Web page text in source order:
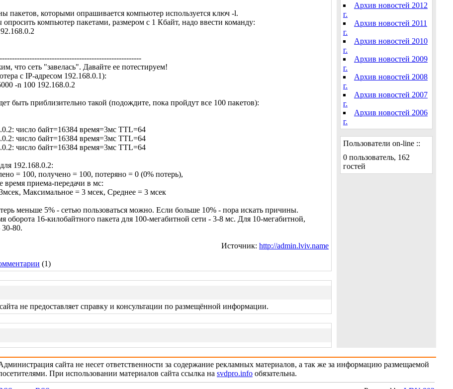
пакетов, которыми опрашивается компьютер используется ключ -l.
компьютер пакетами, размером с 1 Кбайт, надо ввести команду:
что сеть "завелась". Давайте ее потестируем!
с IP-адресом 192.168.0.1):
-n 100 192.168.0.2
быть приблизительно такой (подождите, пока пройдут все 100 пакетов):
число байт=16384 время=3мс TTL=64
число байт=16384 время=3мс TTL=64
число байт=16384 время=3мс TTL=64
192.168.0.2:
= 100, получено = 100, потеряно = 0 (0% потерь),
время приема-передачи в мс:
Максимальное = 3 мсек, Среднее = 3 мсек
меньше 5% - сетью пользоваться можно. Если больше 10% - пора искать причины.
оборота 16-килобайтного пакета для 100-мегабитной сети - 3-8 мс. Для 10-мегабитной,
30-80.
Источник: http://admin.lviv.name
(1)
не предоставляет справку и консультации по размещённой информации.
Архив новостей 2012
г.
Архив новостей 2011
г.
Архив новостей 2010
г.
Архив новостей 2009
г.
Архив новостей 2008
г.
Архив новостей 2007
г.
Архив новостей 2006
г.
Пользователи on-line ::
0 пользователь, 162
гостей
сайта не несет ответственности за содержание рекламных материалов, а так же за информацию размещаемой
При использовании материалов сайта ссылка на svdpro.info обязательна.